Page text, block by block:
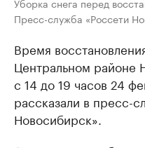
Пресс-служба «Россети
Время
Центральном районе
с 14 до 19 часов 24
рассказали в пресс-
Новосибирск».